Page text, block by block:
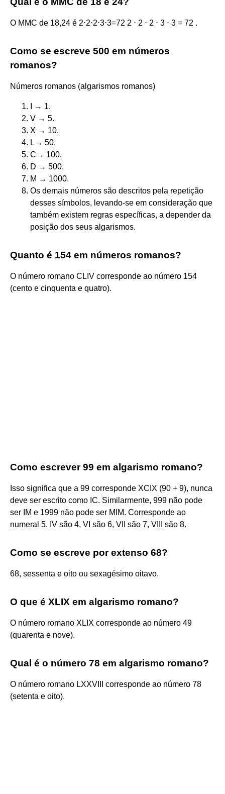
O MMC de 18,24 é 2⋅2⋅2⋅3⋅3=72 2 ⋅ 2 ⋅ 2 ⋅ 3 ⋅ 3 = 72 .
Como se escreve 500 em números
romanos?
Números romanos (algarismos romanos)
I → 1.
V → 5.
X → 10.
L→ 50.
C→ 100.
D → 500.
M → 1000.
Os demais números são descritos pela repetição
desses símbolos, levando-se em consideração que
também existem regras específicas, a depender da
posição dos seus algarismos.
Quanto é 154 em números romanos?
O número romano CLIV corresponde ao número 154
(cento e cinquenta e quatro).
Como escrever 99 em algarismo romano?
Isso significa que a 99 corresponde XCIX (90 + 9), nunca
deve ser escrito como IC. Similarmente, 999 não pode
ser IM e 1999 não pode ser MIM. Corresponde ao
numeral 5. IV são 4, VI são 6, VII são 7, VIII são 8.
Como se escreve por extenso 68?
68, sessenta e oito ou sexagésimo oitavo.
O que é XLIX em algarismo romano?
O número romano XLIX corresponde ao número 49
(quarenta e nove).
Qual é o número 78 em algarismo romano?
O número romano LXXVIII corresponde ao número 78
(setenta e oito).